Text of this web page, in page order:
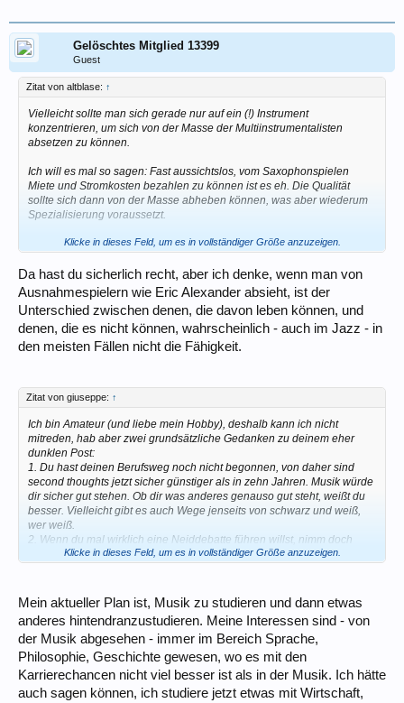
Gelöschtes Mitglied 13399
Guest
Zitat von altblase: ↑
Vielleicht sollte man sich gerade nur auf ein (!) Instrument
konzentrieren, um sich von der Masse der Multiinstrumentalisten
absetzen zu können.
Ich will es mal so sagen: Fast aussichtslos, vom Saxophonspielen
Miete und Stromkosten bezahlen zu können ist es eh. Die Qualität
sollte sich dann von der Masse abheben können, was aber wiederum
Spezialisierung voraussetzt.
Ich denke, auf einen Hammer-Altisten z.B. würde die Welt eher warten
"brav" beherrscht.
Klicke in dieses Feld, um es in vollständiger Größe anzuzeigen.
Da hast du sicherlich recht, aber ich denke, wenn man von
Ausnahmespielern wie Eric Alexander absieht, ist der
Unterschied zwischen denen, die davon leben können, und
denen, die es nicht können, wahrscheinlich - auch im Jazz - in
den meisten Fällen nicht die Fähigkeit.
Zitat von giuseppe: ↑
Ich bin Amateur (und liebe mein Hobby), deshalb kann ich nicht
mitreden, hab aber zwei grundsätzliche Gedanken zu deinem eher
dunklen Post:
1. Du hast deinen Berufsweg noch nicht begonnen, von daher sind
second thoughts jetzt sicher günstiger als in zehn Jahren. Musik würde
dir sicher gut stehen. Ob dir was anderes genauso gut steht, weißt du
besser. Vielleicht gibt es auch Wege jenseits von schwarz und weiß,
wer weiß.
2. Wenn du mal wirklich eine Neiddebatte führen willst, nimm doch
jemand anderen vor als den Nachbarn im gleichen Boot. Das ist zwar
Und jetzt halt ich die Klappe und lass die Profis ran.
Klicke in dieses Feld, um es in vollständiger Größe anzuzeigen.
Mein aktueller Plan ist, Musik zu studieren und dann etwas
anderes hintendranzustudieren. Meine Interessen sind - von
der Musik abgesehen - immer im Bereich Sprache,
Philosophie, Geschichte gewesen, wo es mit den
Karrierechancen nicht viel besser ist als in der Musik. Ich hätte
auch sagen können, ich studiere jetzt etwas mit Wirtschaft,